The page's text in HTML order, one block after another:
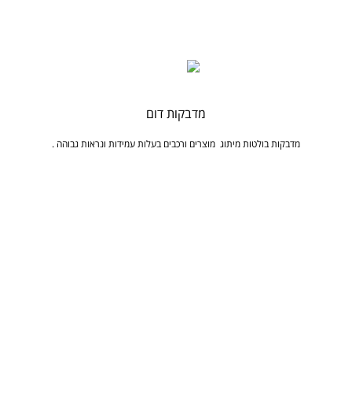
מדבקות דום
מדבקות בולטות מיתוג מוצרים ורכבים בעלות עמידות ונראות גבוהה .